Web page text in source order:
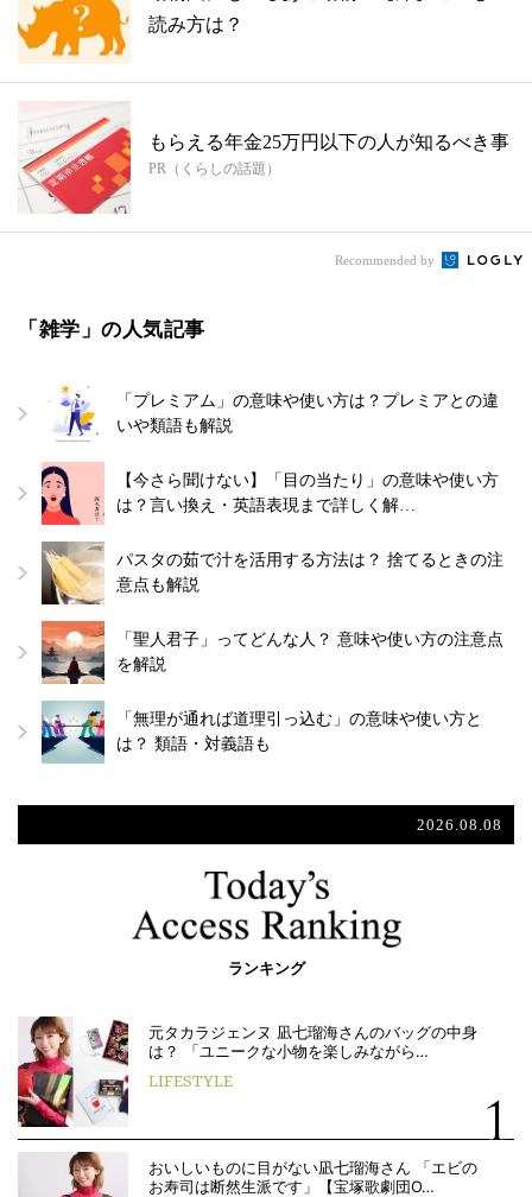
読み方は？
もらえる年金25万円以下の人が知るべき事
PR（くらしの話題）
Recommended by
「雑学」の人気記事
「プレミアム」の意味や使い方は？プレミアとの違
いや類語も解説
【今さら聞けない】「目の当たり」の意味や使い方
は？言い換え・英語表現まで詳しく解…
パスタの茹で汁を活用する方法は？ 捨てるときの注
意点も解説
「聖人君子」ってどんな人？ 意味や使い方の注意点
を解説
「無理が通れば道理引っ込む」の意味や使い方と
は？ 類語・対義語も
2026.08.08
ランキング
元タカラジェンヌ 凪七瑠海さんのバッグの中身
は？ 「ユニークな小物を楽しみながら…
LIFESTYLE
おいしいものに目がない凪七瑠海さん 「エビの
お寿司は断然生派です」【宝塚歌劇団O…